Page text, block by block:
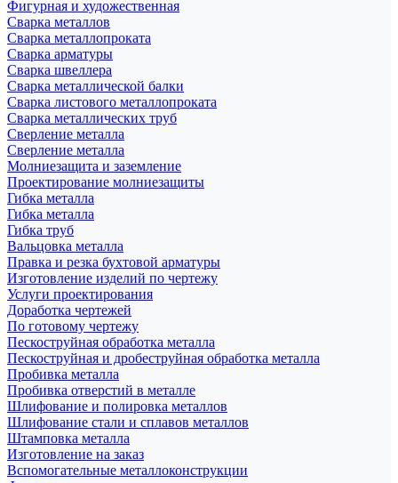
Фигурная и художественная
Сварка металлов
Сварка металлопроката
Сварка арматуры
Сварка швеллера
Сварка металлической балки
Сварка листового металлопроката
Сварка металлических труб
Сверление металла
Сверление металла
Молниезащита и заземление
Проектирование молниезащиты
Гибка металла
Гибка металла
Гибка труб
Вальцовка металла
Правка и резка бухтовой арматуры
Изготовление изделий по чертежу
Услуги проектирования
Доработка чертежей
По готовому чертежу
Пескоструйная обработка металла
Пескоструйная и дробеструйная обработка металла
Пробивка металла
Пробивка отверстий в металле
Шлифование и полировка металлов
Шлифование стали и сплавов металлов
Штамповка металла
Изготовление на заказ
Вспомогательные металлоконструкции